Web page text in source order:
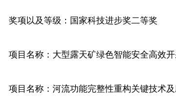
项以及等级：国家科技进步奖二等奖
目名称：大型露天矿绿色智能安全高效开
目名称：河流功能完整性重构关键技术及